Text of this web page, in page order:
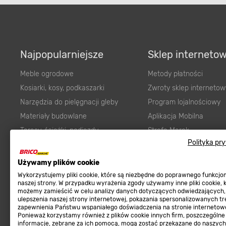
Polityka
Używamy plików cookie
Wykorzystujemy pliki cookie, które są niezbędne do poprawnego
naszej strony. W przypadku wyrażenia zgody używamy inne pliki cookie,
możemy zamieścić w celu analizy danych dotyczących odwiedzających,
ulepszenia naszej strony internetowej, pokazania spersonalizowanych
zapewnienia Państwu wspaniałego doświadczenia na stronie
Ponieważ korzystamy również z plików cookie innych firm, poszczególne
informacje, zebrane za ich pomocą, mogą zostać przekazane do naszych
Najpopularniejsze
Meble ogrodowe
Kosiarki, kosy, podkaszarki
Narzędzia do pielęgnacji gleby
Materiały budowlane
Tarasy, ścieżki, podjazdy
Karma dla psa
Ogród
Farby wewnętrzne białe
Elektryka
Panele
Sklep
Metody płatności
Zwroty sklep
Program lojalnościowy
Aplikacja Mobilna
Strefa Marek
Prawny obowiązek
zgodności towaru z
Program Brico PRO